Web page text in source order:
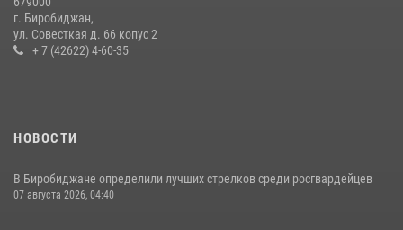
Росгвардии по мини-футболу
15 июля 2026, 07:12 1
г. Биробиджан,
ул. Совесткая д. 66 копус 2
+ 7 (42622) 4-60-35
НОВОСТИ
В Биробиджане определили лучших стрелков среди росгвардейцев
07 августа 2026, 04:40